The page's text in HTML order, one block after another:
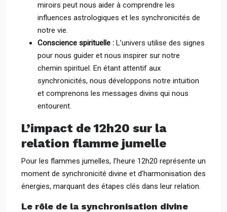
miroirs peut nous aider à comprendre les
influences astrologiques et les synchronicités de
notre vie.
Conscience spirituelle : L’univers utilise des signes
pour nous guider et nous inspirer sur notre
chemin spirituel. En étant attentif aux
synchronicités, nous développons notre intuition
et comprenons les messages divins qui nous
entourent.
L’impact de 12h20 sur la
relation flamme jumelle
Pour les flammes jumelles, l’heure 12h20 représente un
moment de synchronicité divine et d’harmonisation des
énergies, marquant des étapes clés dans leur relation.
Le rôle de la synchronisation divine